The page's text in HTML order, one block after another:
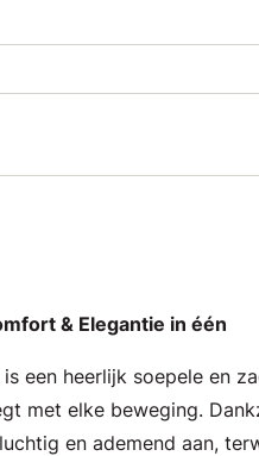
& Elegantie in één
een heerlijk soepele en
met elke beweging.
en ademend aan,